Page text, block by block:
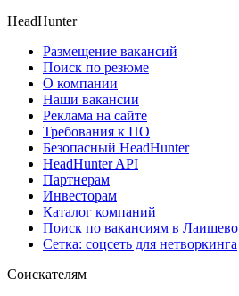
HeadHunter
Размещение вакансий
Поиск по резюме
О компании
Наши вакансии
Реклама на сайте
Требования к ПО
Безопасный HeadHunter
HeadHunter API
Партнерам
Инвесторам
Каталог компаний
Поиск по вакансиям в Лаишево
Сетка: соцсеть для нетворкинга
Соискателям